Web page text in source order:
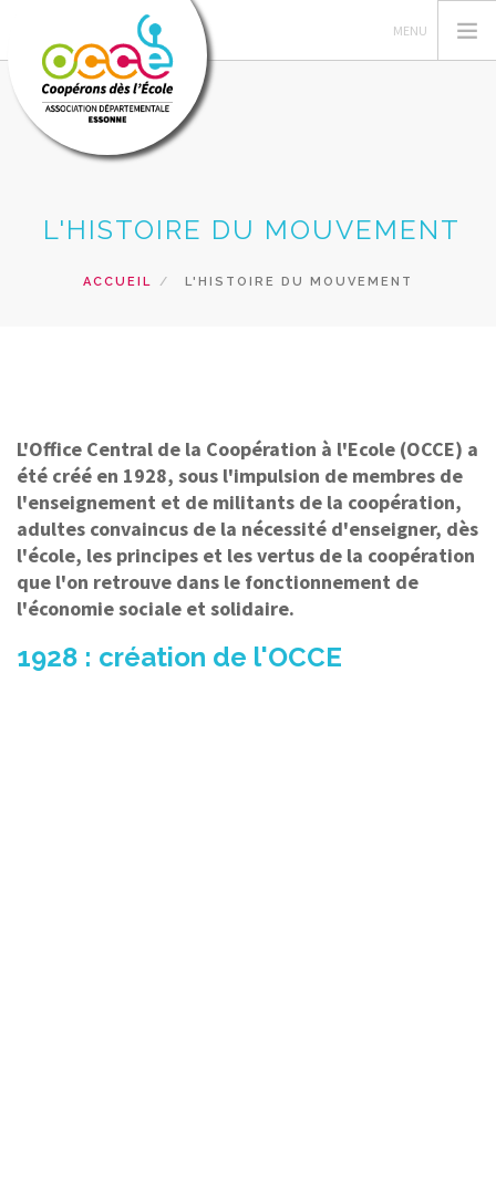
ACTIONS PÉDAGOGIQUES
CONTACT
L'HISTOIRE DU MOUVEMENT
ACCUEIL L'HISTOIRE DU MOUVEMENT
L'Office Central de la Coopération à l'Ecole (OCCE) a
été créé en 1928, sous l'impulsion de membres de
l'enseignement et de militants de la coopération,
adultes convaincus de la nécessité d'enseigner, dès
l'école, les principes et les vertus de la coopération
que l'on retrouve dans le fonctionnement de
l'économie sociale et solidaire.
1928 : création de l'OCCE